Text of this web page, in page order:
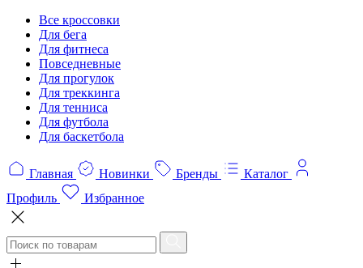
Все кроссовки
Для бега
Для фитнеса
Повседневные
Для прогулок
Для треккинга
Для тенниса
Для футбола
Для баскетбола
Главная Новинки Бренды
Каталог
Профиль
Избранное